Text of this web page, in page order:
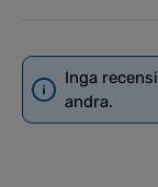
Inga
andra.